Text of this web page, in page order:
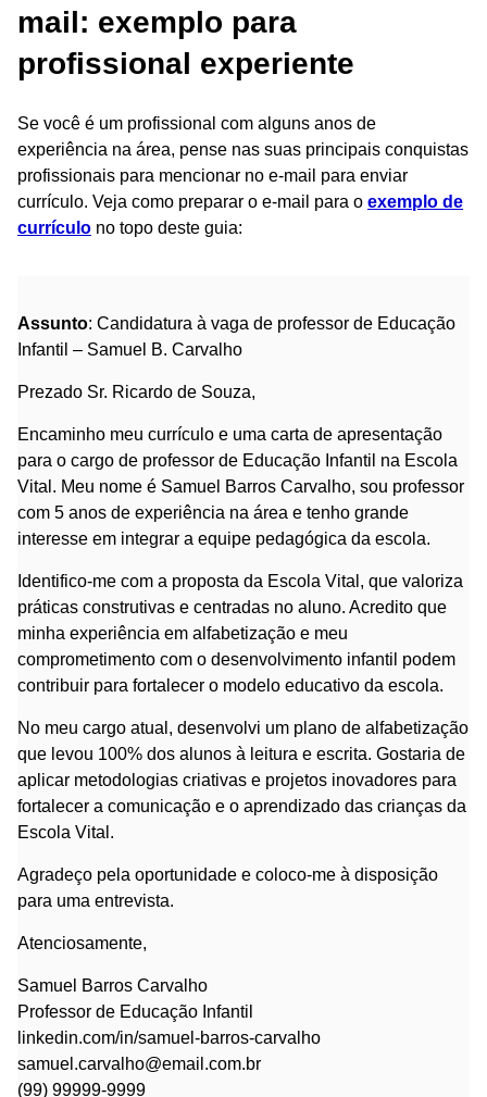
mail: exemplo para
profissional experiente
Se você é um profissional com alguns anos de
experiência na área, pense nas suas principais conquistas
profissionais para mencionar no e-mail para enviar
currículo. Veja como preparar o e-mail para o exemplo de
currículo no topo deste guia:
Assunto: Candidatura à vaga de professor de Educação
Infantil – Samuel B. Carvalho
Prezado Sr. Ricardo de Souza,
Encaminho meu currículo e uma carta de apresentação
para o cargo de professor de Educação Infantil na Escola
Vital. Meu nome é Samuel Barros Carvalho, sou professor
com 5 anos de experiência na área e tenho grande
interesse em integrar a equipe pedagógica da escola.
Identifico-me com a proposta da Escola Vital, que valoriza
práticas construtivas e centradas no aluno. Acredito que
minha experiência em alfabetização e meu
comprometimento com o desenvolvimento infantil podem
contribuir para fortalecer o modelo educativo da escola.
No meu cargo atual, desenvolvi um plano de alfabetização
que levou 100% dos alunos à leitura e escrita. Gostaria de
aplicar metodologias criativas e projetos inovadores para
fortalecer a comunicação e o aprendizado das crianças da
Escola Vital.
Agradeço pela oportunidade e coloco-me à disposição
para uma entrevista.
Atenciosamente,
Samuel Barros Carvalho
Professor de Educação Infantil
linkedin.com/in/samuel-barros-carvalho
samuel.carvalho@email.com.br
(99) 99999-9999